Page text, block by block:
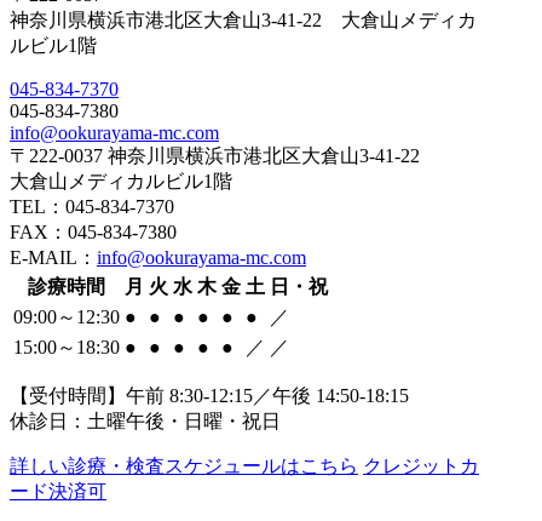
神奈川県横浜市港北区大倉山3-41-22 大倉山メディカ
ルビル1階
045-834-7370
045-834-7380
info@ookurayama-mc.com
〒222-0037 神奈川県横浜市港北区大倉山3-41-22
大倉山メディカルビル1階
TEL：045-834-7370
FAX：045-834-7380
E-MAIL： info@ookurayama-mc.com
診療時間
月 火 水 木 金 土 日・祝
09:00～12:30 ● ● ● ● ● ●
／
15:00～18:30 ● ● ● ● ● ／ ／
【受付時間】午前 8:30-12:15／午後 14:50-18:15
休診日：土曜午後・日曜・祝日
詳しい診療・検査スケジュールはこちら クレジットカ
ード決済可